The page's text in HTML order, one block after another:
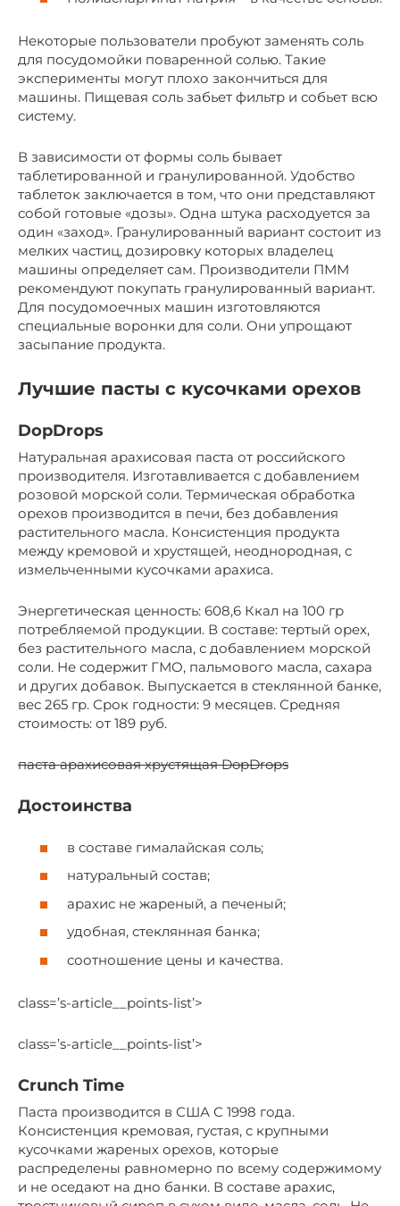
Некоторые пользователи пробуют заменять соль
для посудомойки поваренной солью. Такие
эксперименты могут плохо закончиться для
машины. Пищевая соль забьет фильтр и собьет всю
систему.
В зависимости от формы соль бывает
таблетированной и гранулированной. Удобство
таблеток заключается в том, что они представляют
собой готовые «дозы». Одна штука расходуется за
один «заход». Гранулированный вариант состоит из
мелких частиц, дозировку которых владелец
машины определяет сам. Производители ПММ
рекомендуют покупать гранулированный вариант.
Для посудомоечных машин изготовляются
специальные воронки для соли. Они упрощают
засыпание продукта.
Лучшие пасты с кусочками орехов
DopDrops
Натуральная арахисовая паста от российского
производителя. Изготавливается с добавлением
розовой морской соли. Термическая обработка
орехов производится в печи, без добавления
растительного масла. Консистенция продукта
между кремовой и хрустящей, неоднородная, с
измельченными кусочками арахиса.
Энергетическая ценность: 608,6 Ккал на 100 гр
потребляемой продукции. В составе: тертый орех,
без растительного масла, с добавлением морской
соли. Не содержит ГМО, пальмового масла, сахара
и других добавок. Выпускается в стеклянной банке,
вес 265 гр. Срок годности: 9 месяцев. Средняя
стоимость: от 189 руб.
паста арахисовая хрустящая DopDrops
Достоинства
в составе гималайская соль;
натуральный состав;
арахис не жареный, а печеный;
удобная, стеклянная банка;
соотношение цены и качества.
class=’s-article__points-list’>
class=’s-article__points-list’>
Crunch Time
Паста производится в США С 1998 года.
Консистенция кремовая, густая, с крупными
кусочками жареных орехов, которые
распределены равномерно по всему содержимому
и не оседают на дно банки. В составе арахис,